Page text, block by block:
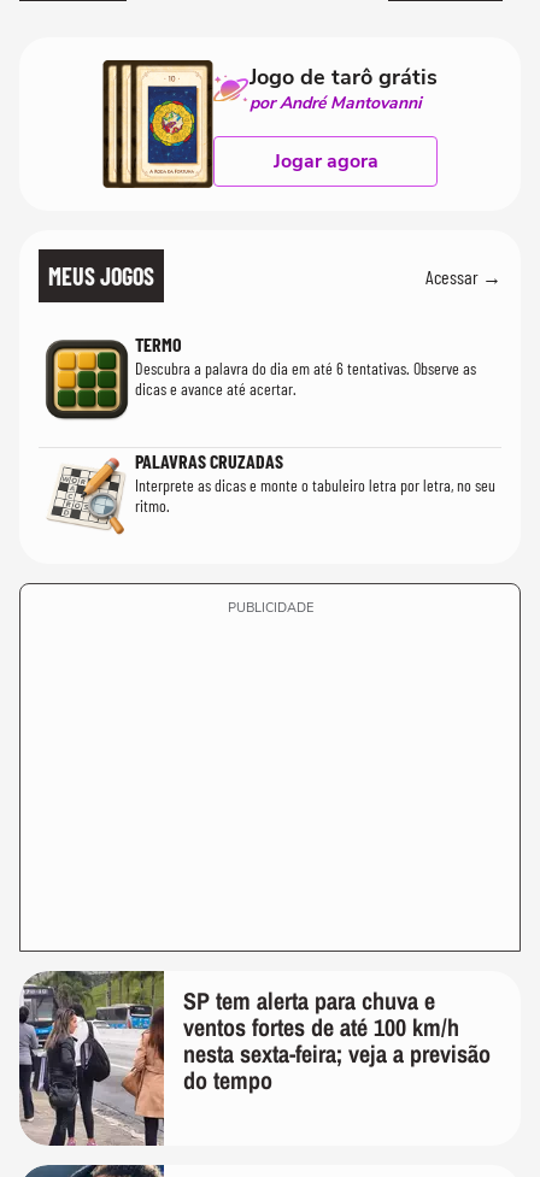
Jogo de tarô grátis
por André Mantovanni
Jogar agora
MEUS JOGOS Acessar →
TERMO
Descubra a palavra do dia em até 6 tentativas. Observe as
dicas e avance até acertar.
PALAVRAS CRUZADAS
Interprete as dicas e monte o tabuleiro letra por letra, no seu
ritmo.
PUBLICIDADE
SP tem alerta para chuva e
ventos fortes de até 100 km/h
nesta sexta-feira; veja a previsão
do tempo